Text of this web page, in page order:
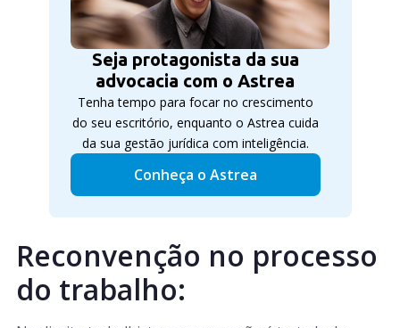
Seja protagonista da sua
advocacia com o Astrea
Tenha tempo para focar no crescimento
do seu escritório, enquanto o Astrea cuida
da sua gestão jurídica com inteligência.
Conheça o Astrea
Reconvenção no processo
do trabalho: